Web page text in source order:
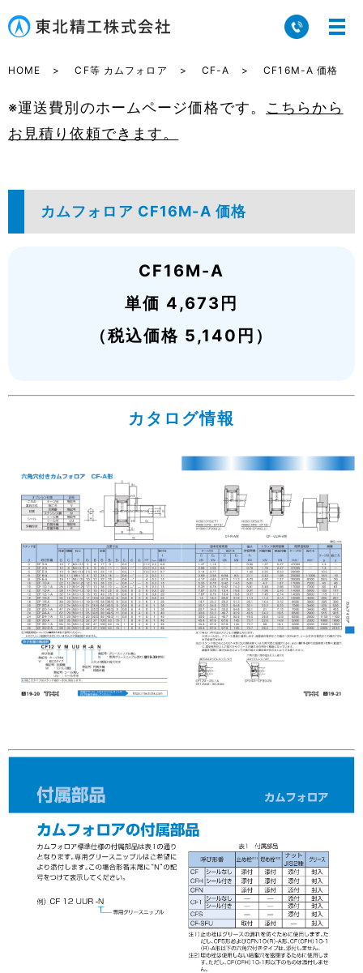
HOME CF等 カムフォロア CF-A CF16M-A 価格
※運送費別のホームページ価格です。 こちらから
お見積り依頼できます。
カムフォロア CF16M-A 価格
CF16M-A
単価 4,673円
（税込価格 5,140円）
カタログ情報